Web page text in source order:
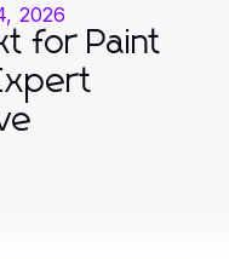
2026
for Paint